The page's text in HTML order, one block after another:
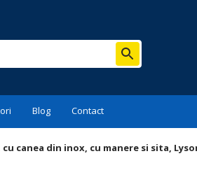
Blog Contact
canea din inox, cu manere si sita,